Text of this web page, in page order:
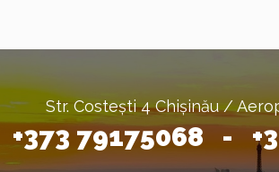
Str. Costești 4 Chișinău /
+373 79175068 -